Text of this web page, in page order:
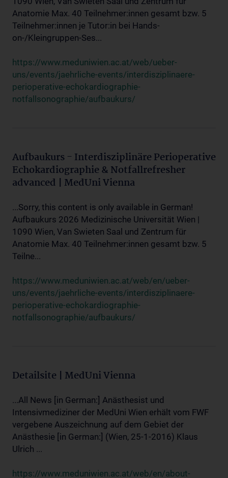
Anatomie Max. 40 Teilnehmer:innen gesamt bzw. 5
Teilnehmer:innen je Tutor:in bei Hands-
on-/Kleingruppen-Ses...
https://www.meduniwien.ac.at/web/ueber-
uns/events/jaehrliche-events/interdisziplinaere-
perioperative-echokardiographie-
notfallsonographie/aufbaukurs/
Aufbaukurs - Interdisziplinäre Perioperative
Echokardiographie & Notfallrefresher
advanced | MedUni Vienna
...Sorry, this content is only available in German!
Aufbaukurs 2026 Medizinische Universität Wien |
1090 Wien, Van Swieten Saal und Zentrum für
Anatomie Max. 40 Teilnehmer:innen gesamt bzw. 5
Teilne...
https://www.meduniwien.ac.at/web/en/ueber-
uns/events/jaehrliche-events/interdisziplinaere-
perioperative-echokardiographie-
notfallsonographie/aufbaukurs/
Detailsite | MedUni Vienna
...All News [in German:] Anästhesist und
Intensivmediziner der MedUni Wien erhält vom FWF
vergebene Auszeichnung auf dem Gebiet der
Anästhesie [in German:] (Wien, 25-1-2016) Klaus
Ulrich ...
https://www.meduniwien.ac.at/web/en/about-